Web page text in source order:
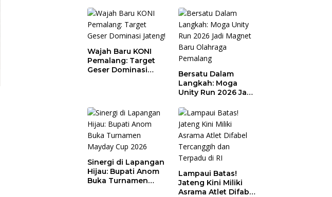
Wajah Baru KONI
Pemalang: Target
Geser Dominasi
Bersatu Dalam
Langkah: Moga
Unity Run 2026 Jadi
Olahraga Pemalang
Sinergi di Lapangan
Hijau: Bupati Anom
Buka Turnamen
Lampaui Batas!
Jateng Kini Miliki
Asrama Atlet Difabel